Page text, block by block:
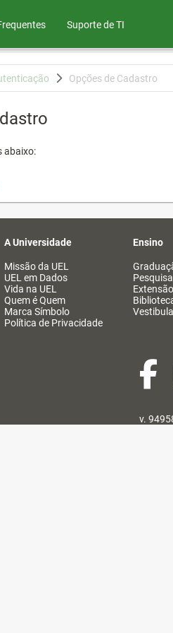
Suporte de TI
Opções de Cadastro
abaixo:
A Universidade
Missão da UEL
UEL em Dados
Vida na UEL
Quem é Quem
Marca Símbolo
Política de Privacidade
Ensino
Extensão
v.